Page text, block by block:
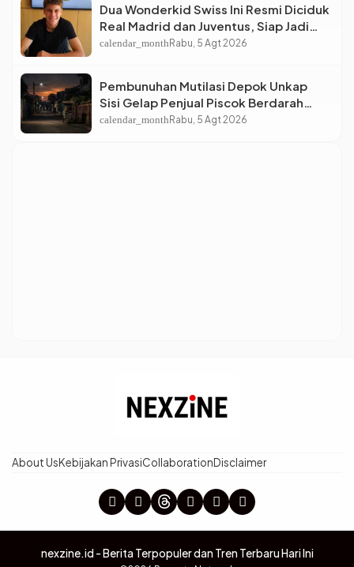
Dua Wonderkid Swiss Ini Resmi Diciduk
Real Madrid dan Juventus, Siap Jadi
Bintang Baru Eropa
calendar_monthRabu, 5 Agt 2026
Pembunuhan Mutilasi Depok Unkap
Sisi Gelap Penjual Piscok Berdarah
Dingin
calendar_monthRabu, 5 Agt 2026
About UsKebijakan PrivasiCollaborationDisclaimer
nexzine.id - Berita Terpopuler dan Tren Terbaru Hari Ini